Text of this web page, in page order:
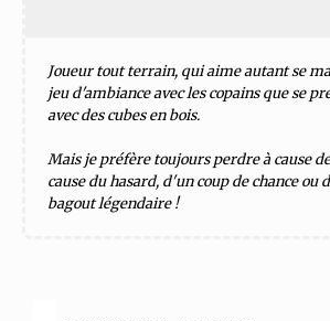
Joueur tout terrain, qui aime autant se
jeu d'ambiance avec les copains que se
avec des cubes en bois.
Mais je préfère toujours perdre à cause
cause du hasard, d'un coup de chance ou
bagout légendaire !